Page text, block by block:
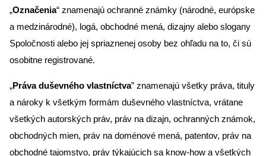
„Označenia“ znamenajú ochranné známky (národné, európske
a medzinárodné), logá, obchodné mená, dizajny alebo slogany
Spoločnosti alebo jej spriaznenej osoby bez ohľadu na to, či sú
osobitne registrované.
„Práva duševného vlastníctva” znamenajú všetky práva, tituly
a nároky k všetkým formám duševného vlastníctva, vrátane
všetkých autorských práv, práv na dizajn, ochranných známok,
obchodných mien, práv na doménové mená, patentov, práv na
obchodné tajomstvo, práv týkajúcich sa know-how a všetkých